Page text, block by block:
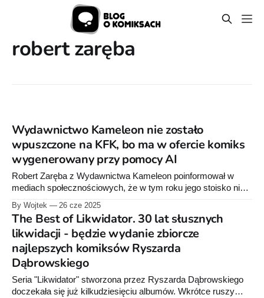
robert zaręba
Wydawnictwo Kameleon nie zostało
wpuszczone na KFK, bo ma w ofercie komiks
wygenerowany przy pomocy AI
Robert Zaręba z Wydawnictwa Kameleon poinformował w
mediach społecznościowych, że w tym roku jego stoisko nie
będzie dostępne na Krakowskim Festiwalu Komiksu.
Powodem jest "obecność w ofercie produktów
wygenerowanych przy użyciu AI". Zaręba poinformował o tej
sytuacji, gdyż w przestrzeni publicznej zaczęły pojawiać się
informacje, że wydawnictwo źle
By Wojtek 26 cze 2025
The Best of Likwidator. 30 lat słusznych
likwidacji - będzie wydanie zbiorcze
najlepszych komiksów Ryszarda
Dąbrowskiego
Seria "Likwidator" stworzona przez Ryszarda Dąbrowskiego
doczekała się już kilkudziesięciu albumów. Wkrótce ruszy